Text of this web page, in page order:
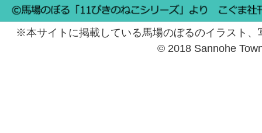
※本サイトに掲載している馬場のぼるのイラスト
© 2018 Sannohe